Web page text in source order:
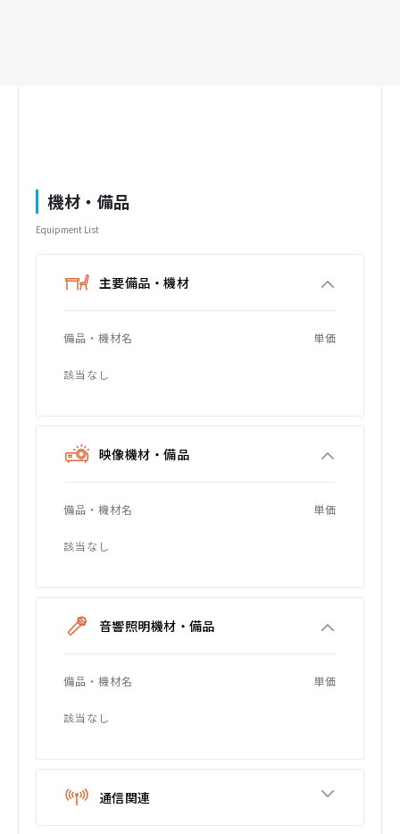
機材・備品
Equipment List
主要備品・機材
備品・機材名 単価
該当なし
映像機材・備品
備品・機材名 単価
該当なし
音響照明機材・備品
備品・機材名 単価
該当なし
通信関連